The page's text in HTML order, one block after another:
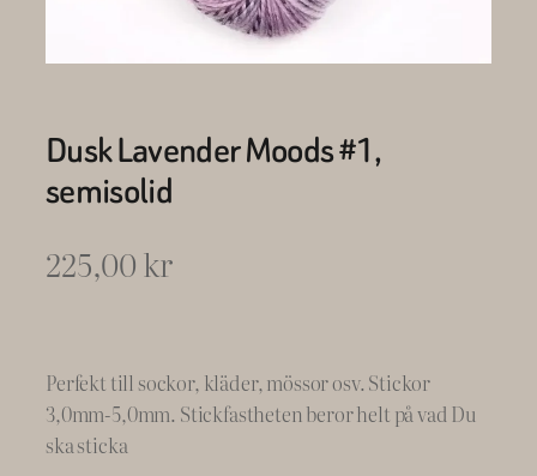
Dusk Lavender Moods #1,
semisolid
225,00kr
Perfekt till sockor, kläder, mössor osv. Stickor
3,0mm-5,0mm. Stickfastheten beror helt på vad Du
ska sticka